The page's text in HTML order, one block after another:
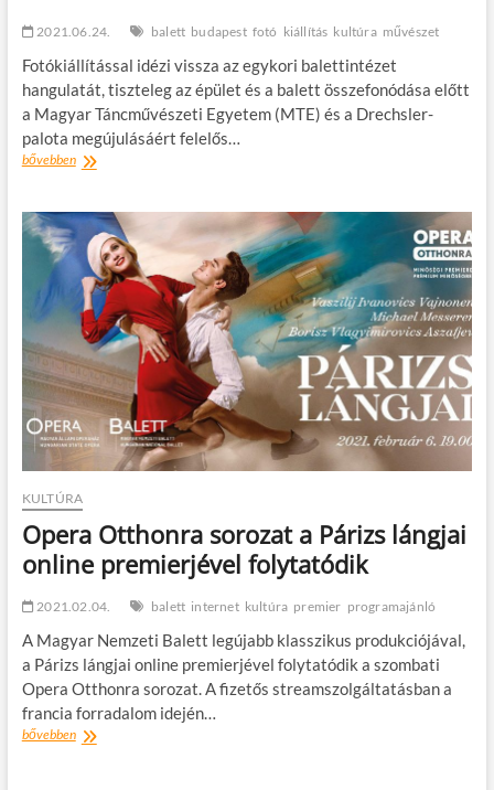
2021.06.24. balett budapest fotó kiállítás kultúra művészet
Fotókiállítással idézi vissza az egykori balettintézet
hangulatát, tiszteleg az épület és a balett összefonódása előtt
a Magyar Táncművészeti Egyetem (MTE) és a Drechsler-
palota megújulásáért felelős…
bővebbenThe
us
–
Képek
a
volt
Balettintézetből
fotókiállítás
KULTÚRA
Opera Otthonra sorozat a Párizs lángjai
online premierjével folytatódik
2021.02.04. balett internet kultúra premier programajánló
A Magyar Nemzeti Balett legújabb klasszikus produkciójával,
a Párizs lángjai online premierjével folytatódik a szombati
Opera Otthonra sorozat. A fizetős streamszolgáltatásban a
francia forradalom idején…
bővebbenOpera